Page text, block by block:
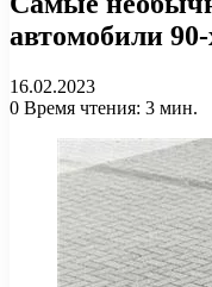
автомобили
16.02.2023
0 Время чтения: 3 мин.